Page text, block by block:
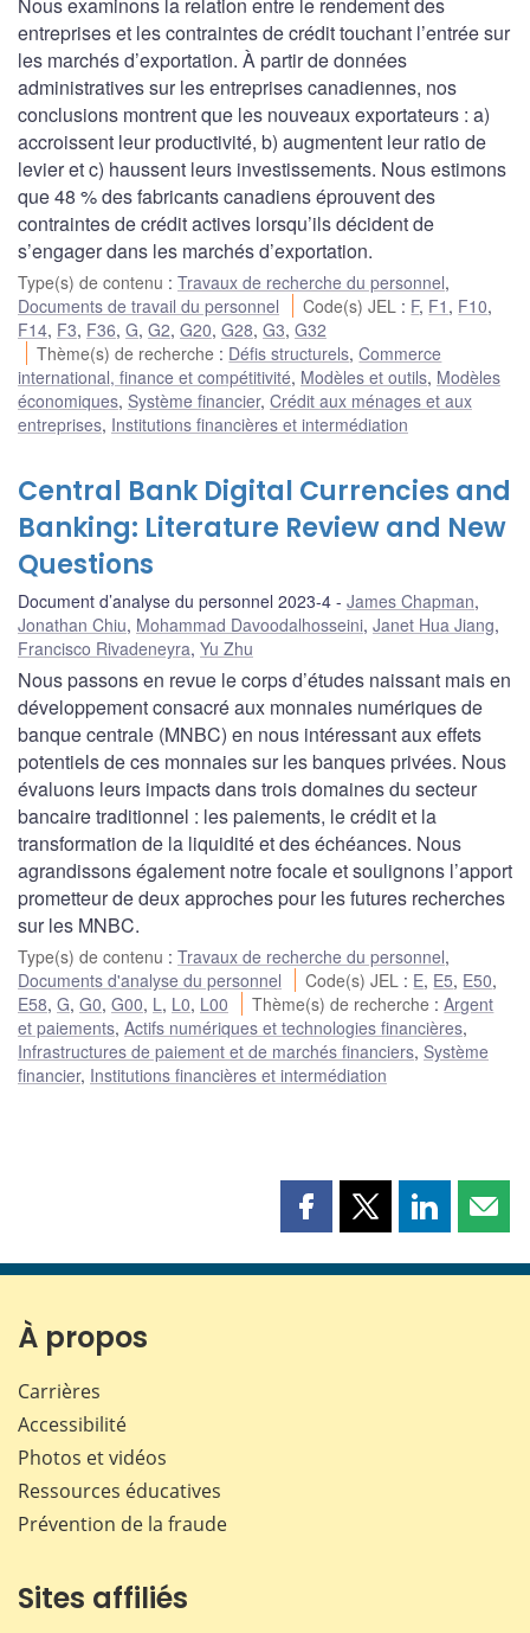
entreprises et les contraintes de crédit touchant l’entrée sur
les marchés d’exportation. À partir de données
administratives sur les entreprises canadiennes, nos
conclusions montrent que les nouveaux exportateurs : a)
accroissent leur productivité, b) augmentent leur ratio de
levier et c) haussent leurs investissements. Nous estimons
que 48 % des fabricants canadiens éprouvent des
contraintes de crédit actives lorsqu’ils décident de
s’engager dans les marchés d’exportation.
Type(s) de contenu : Travaux de recherche du personnel,
Documents de travail du personnel
Code(s) JEL : F, F1 , F10,
F14, F3, F36, G, G2, G20, G28, G3, G32
Thème(s) de recherche : Défis structurels,Commerce
international, finance et compétitivité, Modèles et outils, Modèles
économiques, Système financier, Crédit aux ménages et aux
entreprises, Institutions financières et intermédiation
Central Bank Digital Currencies and
Banking: Literature Review and New
Questions
Document d’analyse du personnel 2023-4 James Chapman,
Jonathan Chiu, Mohammad Davoodalhosseini, Janet Hua Jiang,
Francisco Rivadeneyra, Yu Zhu
Nous passons en revue le corps d’études naissant mais en
développement consacré aux monnaies numériques de
banque centrale (MNBC) en nous intéressant aux effets
potentiels de ces monnaies sur les banques privées. Nous
évaluons leurs impacts dans trois domaines du secteur
bancaire traditionnel : les paiements, le crédit et la
transformation de la liquidité et des échéances. Nous
agrandissons également notre focale et soulignons l’apport
prometteur de deux approches pour les futures recherches
sur les MNBC.
Type(s) de contenu : Travaux de recherche du personnel,
Documents d'analyse du personnel
Code(s) JEL : E, E5, E50,
E58, G, G0, G00, L , L0, L00 Thème(s) de recherche :Argent
et paiements, Actifs numériques et technologies financières,
Infrastructures de paiement et de marchés financiers, Système
financier, Institutions financières et intermédiation
Partager
page
Partager
page
Partager
page page
À propos
Carrières
Accessibilité
Photos et vidéos
Ressources éducatives
Prévention de la fraude
Sites affiliés